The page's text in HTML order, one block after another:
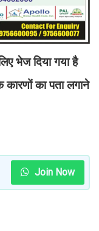
भेज दिया गया है
कारणों का पता लगाने
Join Now